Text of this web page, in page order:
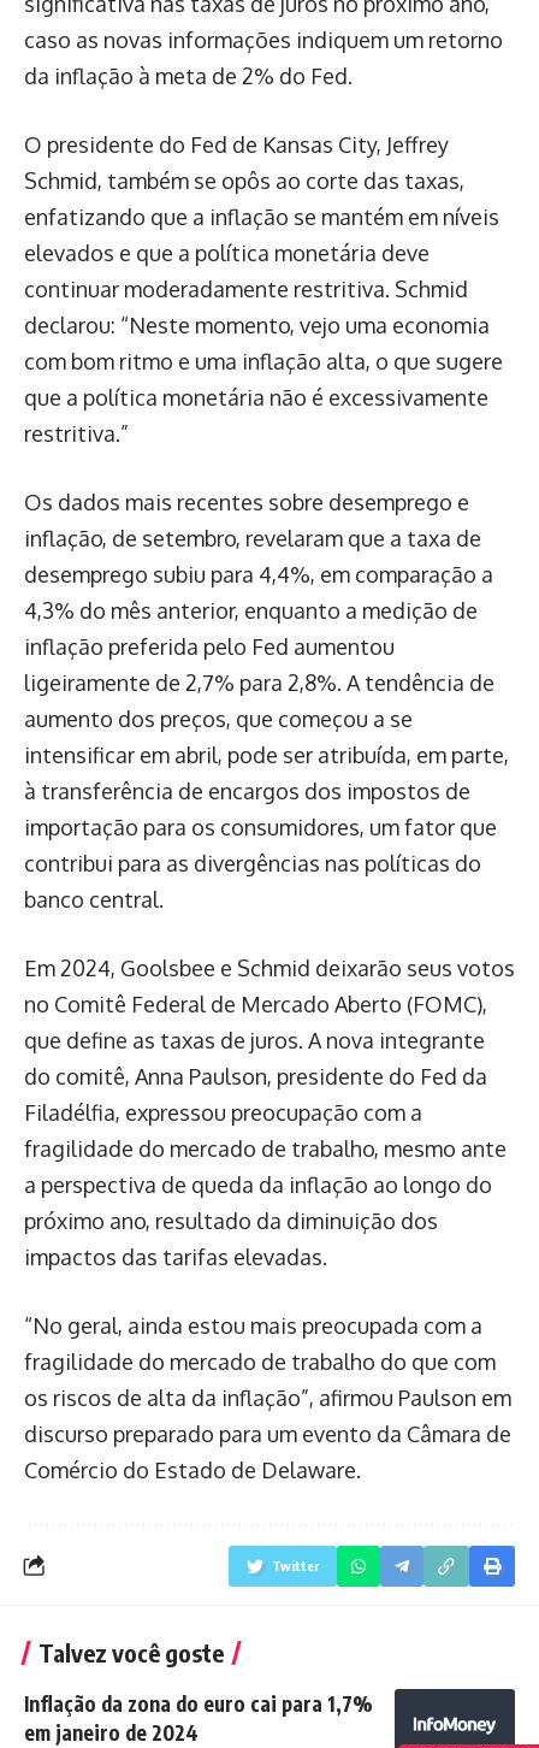
caso as novas informações indiquem um retorno
da inflação à meta de 2% do Fed.
O presidente do Fed de Kansas City, Jeffrey
Schmid, também se opôs ao corte das taxas,
enfatizando que a inflação se mantém em níveis
elevados e que a política monetária deve
continuar moderadamente restritiva. Schmid
declarou: “Neste momento, vejo uma economia
com bom ritmo e uma inflação alta, o que sugere
que a política monetária não é excessivamente
restritiva.”
Os dados mais recentes sobre desemprego e
inflação, de setembro, revelaram que a taxa de
desemprego subiu para 4,4%, em comparação a
4,3% do mês anterior, enquanto a medição de
inflação preferida pelo Fed aumentou
ligeiramente de 2,7% para 2,8%. A tendência de
aumento dos preços, que começou a se
intensificar em abril, pode ser atribuída, em parte,
à transferência de encargos dos impostos de
importação para os consumidores, um fator que
contribui para as divergências nas políticas do
banco central.
Em 2024, Goolsbee e Schmid deixarão seus votos
no Comitê Federal de Mercado Aberto (FOMC),
que define as taxas de juros. A nova integrante
do comitê, Anna Paulson, presidente do Fed da
Filadélfia, expressou preocupação com a
fragilidade do mercado de trabalho, mesmo ante
a perspectiva de queda da inflação ao longo do
próximo ano, resultado da diminuição dos
impactos das tarifas elevadas.
“No geral, ainda estou mais preocupada com a
fragilidade do mercado de trabalho do que com
os riscos de alta da inflação”, afirmou Paulson em
discurso preparado para um evento da Câmara de
Comércio do Estado de Delaware.
Twitter
Talvez você goste
Inflação da zona do euro cai para 1,7%
em janeiro de 2024